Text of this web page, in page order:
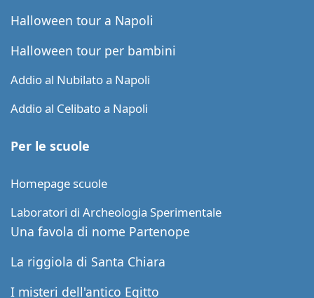
Halloween tour a Napoli
Halloween tour per bambini
Addio al Nubilato a Napoli
Addio al Celibato a Napoli
Per le scuole
Homepage scuole
Laboratori di Archeologia Sperimentale
Una favola di nome Partenope
La riggiola di Santa Chiara
I misteri dell'antico Egitto